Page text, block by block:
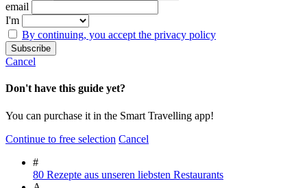
email
I'm
By continuing, you accept the privacy policy
Cancel
Don't have this guide yet?
You can purchase it in the Smart Travelling app!
Continue to free selection Cancel
#
80 Rezepte aus unseren liebsten Restaurants